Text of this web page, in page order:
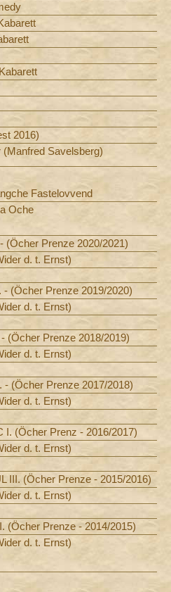
2016)
Savelsberg)
Fastelovvend
Oche
(Öcher Prenze 2020/2021)
d. t. Ernst)
(Öcher Prenze 2019/2020)
d. t. Ernst)
(Öcher Prenze 2018/2019)
d. t. Ernst)
- (Öcher Prenze 2017/2018)
d. t. Ernst)
I. (Öcher Prenz - 2016/2017)
d. t. Ernst)
III. (Öcher Prenze - 2015/2016)
d. t. Ernst)
(Öcher Prenze - 2014/2015)
d. t. Ernst)